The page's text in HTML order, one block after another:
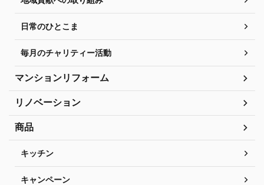
日常のひとこま
毎月のチャリティー活動
マンションリフォーム
リノベーション
商品
キッチン
キャンペーン